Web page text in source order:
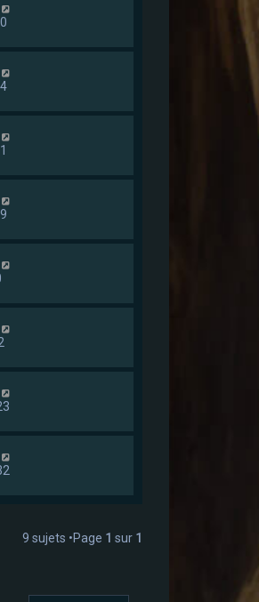
9 sujets •Page 1 sur 1